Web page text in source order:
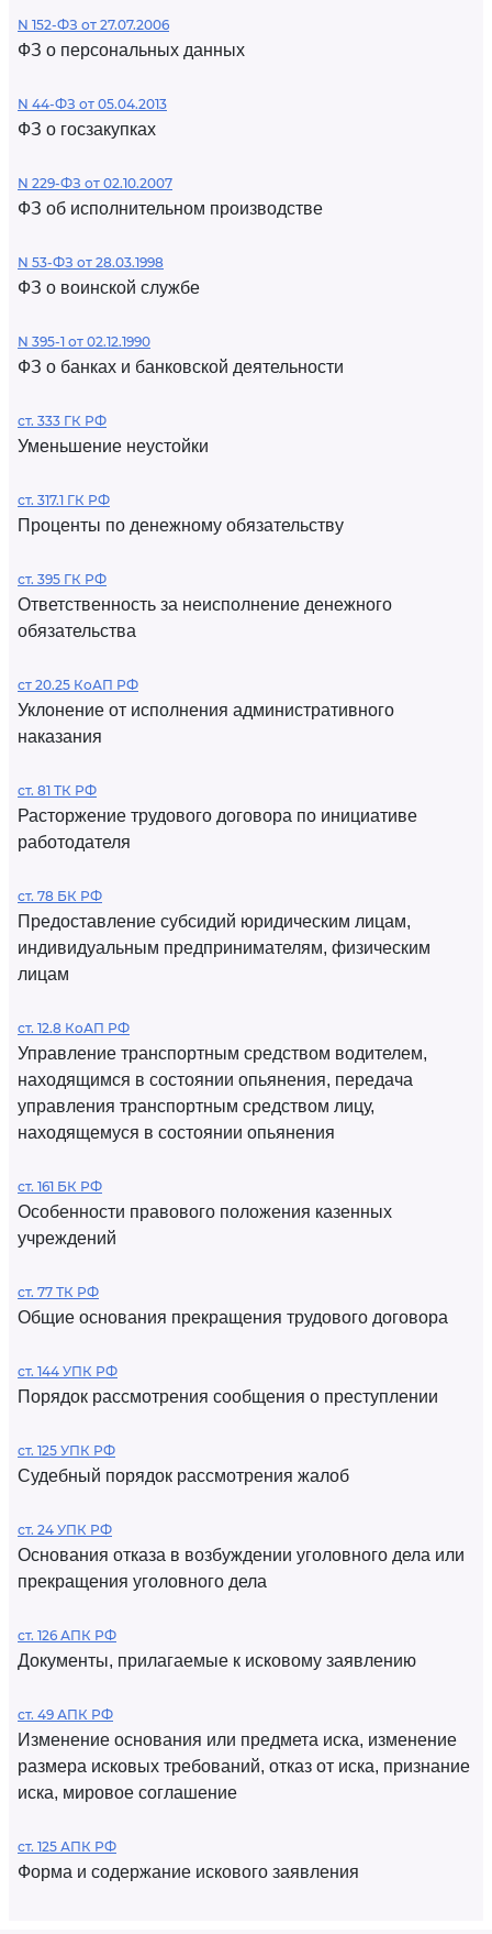
N 152-ФЗ от 27.07.2006
ФЗ о персональных данных
N 44-ФЗ от 05.04.2013
ФЗ о госзакупках
N 229-ФЗ от 02.10.2007
ФЗ об исполнительном производстве
N 53-ФЗ от 28.03.1998
ФЗ о воинской службе
N 395-1 от 02.12.1990
ФЗ о банках и банковской деятельности
ст. 333 ГК РФ
Уменьшение неустойки
ст. 317.1 ГК РФ
Проценты по денежному обязательству
ст. 395 ГК РФ
Ответственность за неисполнение денежного
обязательства
ст 20.25 КоАП РФ
Уклонение от исполнения административного
наказания
ст. 81 ТК РФ
Расторжение трудового договора по инициативе
работодателя
ст. 78 БК РФ
Предоставление субсидий юридическим лицам,
индивидуальным предпринимателям, физическим
лицам
ст. 12.8 КоАП РФ
Управление транспортным средством водителем,
находящимся в состоянии опьянения, передача
управления транспортным средством лицу,
находящемуся в состоянии опьянения
ст. 161 БК РФ
Особенности правового положения казенных
учреждений
ст. 77 ТК РФ
Общие основания прекращения трудового договора
ст. 144 УПК РФ
Порядок рассмотрения сообщения о преступлении
ст. 125 УПК РФ
Судебный порядок рассмотрения жалоб
ст. 24 УПК РФ
Основания отказа в возбуждении уголовного дела или
прекращения уголовного дела
ст. 126 АПК РФ
Документы, прилагаемые к исковому заявлению
ст. 49 АПК РФ
Изменение основания или предмета иска, изменение
размера исковых требований, отказ от иска, признание
иска, мировое соглашение
ст. 125 АПК РФ
Форма и содержание искового заявления